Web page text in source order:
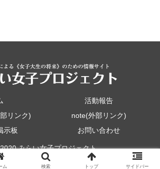
活動報告
リンク)
note(外部リンク)
示板
お問い合わせ
みらい女子プロジェクト.
ム 検索 トップ サイドバー